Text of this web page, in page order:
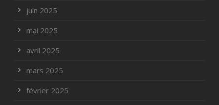
juin 2025
mai 2025
avril 2025
mars 2025
février 2025